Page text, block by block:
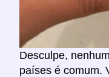
Desculpe,
países é comum.